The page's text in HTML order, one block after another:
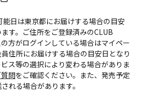
日は東京都にお届けする場合の目安
す。ご住所をご登録済みのCLUB
方がログインしている場合はマイペー
住所にお届けする場合の目安日となり
ス等の選択により変わる場合がありま
問をご確認ください。また、発売予定
れる場合があります。